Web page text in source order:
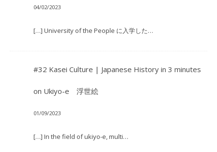
04/02/2023
[…] University of the People に入学した…
#32 Kasei Culture | Japanese History in 3 minutes
on Ukiyo-e 浮世絵
01/09/2023
[…] In the field of ukiyo-e, multi…